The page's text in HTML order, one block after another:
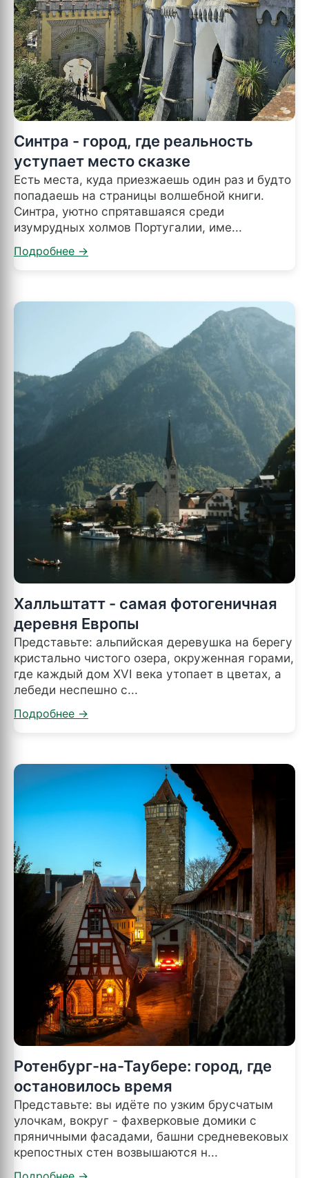
Синтра - город, где реальность
уступает место сказке
Есть места, куда приезжаешь один раз и будто
попадаешь на страницы волшебной книги.
Синтра, уютно спрятавшаяся среди
изумрудных холмов Португалии, име...
Халльштатт - самая фотогеничная
деревня Европы
Представьте: альпийская деревушка на берегу
кристально чистого озера, окруженная горами,
где каждый дом XVI века утопает в цветах, а
лебеди неспешно с...
Ротенбург-на-Таубере: город, где
остановилось время
Представьте: вы идёте по узким брусчатым
улочкам, вокруг - фахверковые домики с
пряничными фасадами, башни средневековых
крепостных стен возвышаются н...